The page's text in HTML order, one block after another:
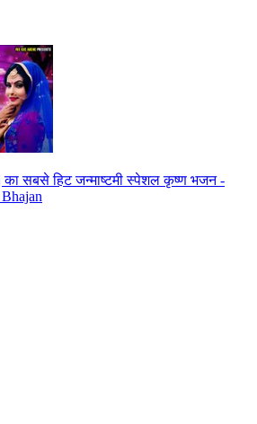
का सबसे हिट जन्माष्टमी स्पेशल कृष्ण भजन -